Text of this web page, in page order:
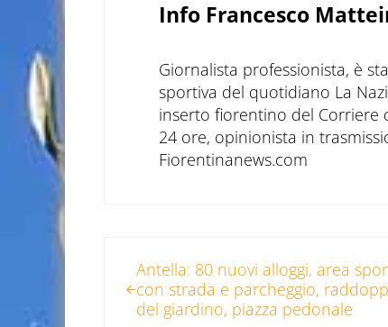
Info Francesco
Giornalista professionista, è
sportiva del quotidiano La
inserto fiorentino del Corriere
24 ore, opinionista in
Fiorentinanews.com
Antella: 80 nuovi alloggi, area
con strada e parcheggio,
del giardino, piazza pedonale